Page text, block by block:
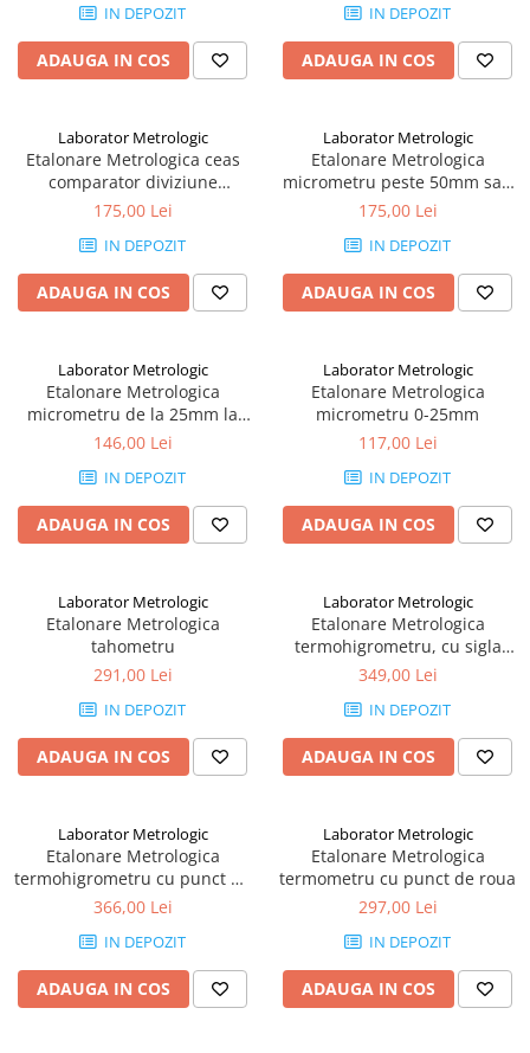
IN DEPOZIT
ADAUGA IN COS
IN DEPOZIT
ADAUGA IN COS
Laborator Metrologic
Etalonare Metrologica ceas
comparator diviziune
0,001mm
175,00 Lei
IN DEPOZIT
ADAUGA IN COS
Laborator Metrologic
Etalonare Metrologica
micrometru peste 50mm sau
rezolutie 0.001mm
175,00 Lei
IN DEPOZIT
ADAUGA IN COS
Laborator Metrologic
Etalonare Metrologica
micrometru de la 25mm la
50mm
146,00 Lei
IN DEPOZIT
ADAUGA IN COS
Laborator Metrologic
Etalonare Metrologica
micrometru 0-25mm
117,00 Lei
IN DEPOZIT
ADAUGA IN COS
Laborator Metrologic
Etalonare Metrologica
tahometru
291,00 Lei
IN DEPOZIT
ADAUGA IN COS
Laborator Metrologic
Etalonare Metrologica
termohigrometru, cu sigla
RENAR
349,00 Lei
IN DEPOZIT
ADAUGA IN COS
Laborator Metrologic
Etalonare Metrologica
termohigrometru cu punct de
roua
366,00 Lei
IN DEPOZIT
ADAUGA IN COS
Laborator Metrologic
Etalonare Metrologica
termometru cu punct de roua
297,00 Lei
IN DEPOZIT
ADAUGA IN COS